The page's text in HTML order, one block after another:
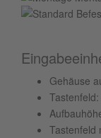
Gehäuse
Tastenfeld